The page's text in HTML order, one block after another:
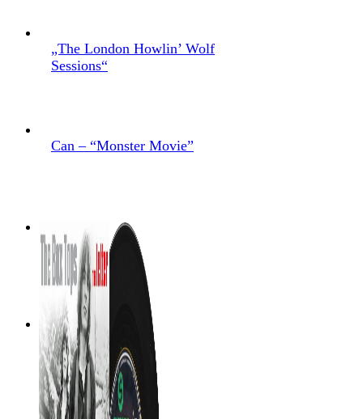
„The London Howlin’ Wolf
Sessions“
Can – “Monster Movie”